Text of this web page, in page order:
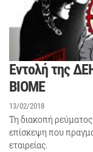
Εντολή της
ΒΙΟΜΕ
13/02/2018
Τη διακοπή
επίσκεψη που
εταιρείας.